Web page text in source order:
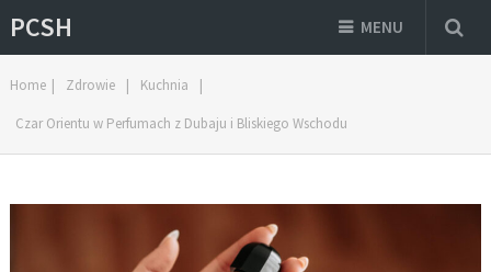
PCSH MENU
Home | Zdrowie | Kuchnia |
Czar Orientu w Perfumach z Dubaju i Bliskiego Wschodu